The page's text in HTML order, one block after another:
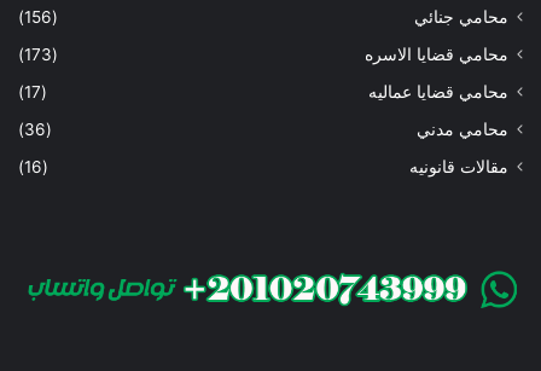
محامي جنائي
(156)
محامي قضايا الاسره
(173)
محامي قضايا عماليه
(17)
محامي مدني
(36)
مقالات قانونيه
(16)